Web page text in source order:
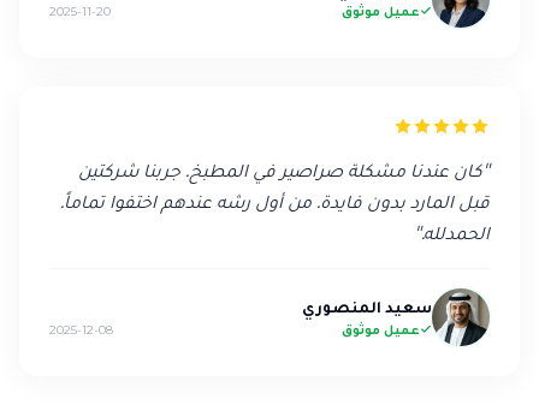
عميل موثوق 2025-11-20
"كان عندنا مشكلة صراصير في المطبخ. جربنا شركتين
قبل المارد بدون فايدة. من أول رشه عندهم اختفوا تماماً.
الحمدلله."
سعيد المنصوري
عميل موثوق 2025-12-08